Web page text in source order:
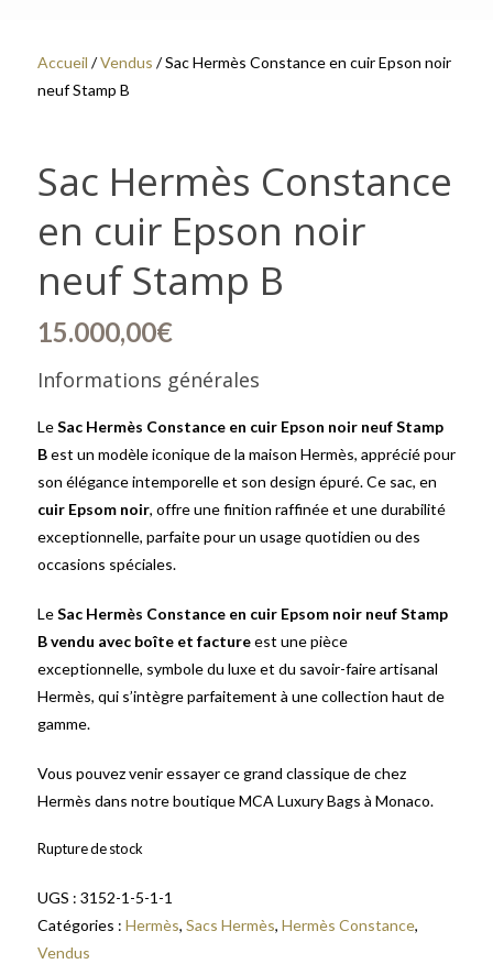
Accueil /Vendus / Sac Hermès Constance en cuir Epson noir
neuf Stamp B
Sac Hermès Constance
en cuir Epson noir
neuf Stamp B
15.000,00€
Informations générales
LeSac Hermès Constance en cuir Epson noir neuf Stamp
Best un modèle iconique de la maison Hermès, apprécié pour
son élégance intemporelle et son design épuré. Ce sac, en
cuir Epsom noir, offre une finition raffinée et une durabilité
exceptionnelle, parfaite pour un usage quotidien ou des
occasions spéciales.
LeSac Hermès Constance en cuir Epsom noir neuf Stamp
B vendu avec boîte et factureest une pièce
exceptionnelle, symbole du luxe et du savoir-faire artisanal
Hermès, qui s’intègre parfaitement à une collection haut de
gamme.
Vous pouvez venir essayer ce grand classique de chez
Hermès dans notre boutique MCA Luxury Bags à Monaco.
Rupture de stock
UGS : 3152-1-5-1-1
Catégories : Hermès, Sacs Hermès, Hermès Constance,
Vendus